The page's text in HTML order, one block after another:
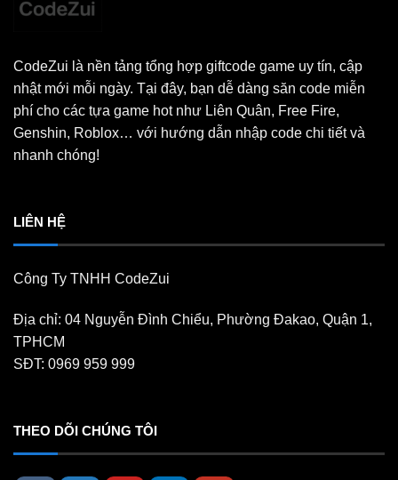
CodeZui là nền tảng tổng hợp giftcode game uy tín, cập
nhật mới mỗi ngày. Tại đây, bạn dễ dàng săn code miễn
phí cho các tựa game hot như Liên Quân, Free Fire,
Genshin, Roblox… với hướng dẫn nhập code chi tiết và
nhanh chóng!
LIÊN HỆ
Công Ty TNHH CodeZui
Địa chỉ: 04 Nguyễn Đình Chiểu, Phường Đakao, Quận 1,
TPHCM
SĐT: 0969 959 999
THEO DÕI CHÚNG TÔI